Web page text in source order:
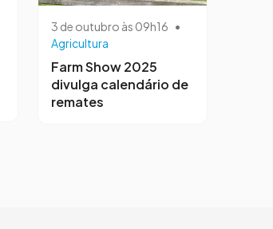
3 de outubro às 09h16 •
Agricultura
Farm Show 2025
divulga calendário de
remates